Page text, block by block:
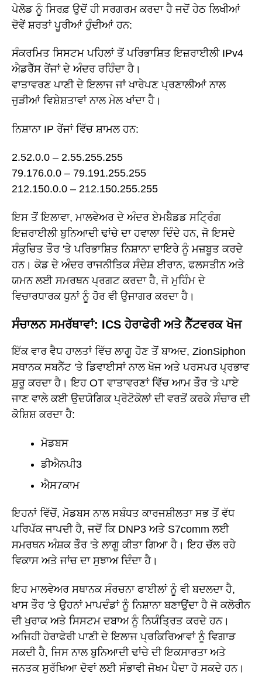
ਪੇਲੋਡ ਨੂੰ ਸਿਰਫ਼ ਉਦੋਂ ਹੀ ਸਰਗਰਮ ਕਰਦਾ ਹੈ ਜਦੋਂ ਹੇਠ ਲਿਖੀਆਂ
ਦੋਵੇਂ ਸ਼ਰਤਾਂ ਪੂਰੀਆਂ ਹੁੰਦੀਆਂ ਹਨ:
ਸੰਕਰਮਿਤ ਸਿਸਟਮ ਪਹਿਲਾਂ ਤੋਂ ਪਰਿਭਾਸ਼ਿਤ ਇਜ਼ਰਾਈਲੀ IPv4
ਐਡਰੈੱਸ ਰੇਂਜਾਂ ਦੇ ਅੰਦਰ ਰਹਿੰਦਾ ਹੈ।
ਵਾਤਾਵਰਣ ਪਾਣੀ ਦੇ ਇਲਾਜ ਜਾਂ ਖਾਰੇਪਣ ਪ੍ਰਣਾਲੀਆਂ ਨਾਲ
ਜੁੜੀਆਂ ਵਿਸ਼ੇਸ਼ਤਾਵਾਂ ਨਾਲ ਮੇਲ ਖਾਂਦਾ ਹੈ।
ਨਿਸ਼ਾਨਾ IP ਰੇਂਜਾਂ ਵਿੱਚ ਸ਼ਾਮਲ ਹਨ:
2.52.0.0 – 2.55.255.255
79.176.0.0 – 79.191.255.255
212.150.0.0 – 212.150.255.255
ਇਸ ਤੋਂ ਇਲਾਵਾ, ਮਾਲਵੇਅਰ ਦੇ ਅੰਦਰ ਏਮਬੈਡਡ ਸਟ੍ਰਿੰਗ
ਇਜ਼ਰਾਈਲੀ ਬੁਨਿਆਦੀ ਢਾਂਚੇ ਦਾ ਹਵਾਲਾ ਦਿੰਦੇ ਹਨ, ਜੋ ਇਸਦੇ
ਸੰਕੁਚਿਤ ਤੌਰ 'ਤੇ ਪਰਿਭਾਸ਼ਿਤ ਨਿਸ਼ਾਨਾ ਦਾਇਰੇ ਨੂੰ ਮਜ਼ਬੂਤ ਕਰਦੇ
ਹਨ। ਕੋਡ ਦੇ ਅੰਦਰ ਰਾਜਨੀਤਿਕ ਸੰਦੇਸ਼ ਈਰਾਨ, ਫਲਸਤੀਨ ਅਤੇ
ਯਮਨ ਲਈ ਸਮਰਥਨ ਪ੍ਰਗਟ ਕਰਦਾ ਹੈ, ਜੋ ਮੁਹਿੰਮ ਦੇ
ਵਿਚਾਰਧਾਰਕ ਧੁਨਾਂ ਨੂੰ ਹੋਰ ਵੀ ਉਜਾਗਰ ਕਰਦਾ ਹੈ।
ਸੰਚਾਲਨ ਸਮਰੱਥਾਵਾਂ: ICS ਹੇਰਾਫੇਰੀ ਅਤੇ ਨੈੱਟਵਰਕ ਖੋਜ
ਇੱਕ ਵਾਰ ਵੈਧ ਹਾਲਤਾਂ ਵਿੱਚ ਲਾਗੂ ਹੋਣ ਤੋਂ ਬਾਅਦ, ZionSiphon
ਸਥਾਨਕ ਸਬਨੈੱਟ 'ਤੇ ਡਿਵਾਈਸਾਂ ਨਾਲ ਖੋਜ ਅਤੇ ਪਰਸਪਰ ਪ੍ਰਭਾਵ
ਸ਼ੁਰੂ ਕਰਦਾ ਹੈ। ਇਹ OT ਵਾਤਾਵਰਣਾਂ ਵਿੱਚ ਆਮ ਤੌਰ 'ਤੇ ਪਾਏ
ਜਾਣ ਵਾਲੇ ਕਈ ਉਦਯੋਗਿਕ ਪ੍ਰੋਟੋਕੋਲਾਂ ਦੀ ਵਰਤੋਂ ਕਰਕੇ ਸੰਚਾਰ ਦੀ
ਕੋਸ਼ਿਸ਼ ਕਰਦਾ ਹੈ:
ਮੋਡਬਸ
ਡੀਐਨਪੀ3
ਐਸ7ਕਾਮ
ਇਹਨਾਂ ਵਿੱਚੋਂ, ਮੋਡਬਸ ਨਾਲ ਸਬੰਧਤ ਕਾਰਜਸ਼ੀਲਤਾ ਸਭ ਤੋਂ ਵੱਧ
ਪਰਿਪੱਕ ਜਾਪਦੀ ਹੈ, ਜਦੋਂ ਕਿ DNP3 ਅਤੇ S7comm ਲਈ
ਸਮਰਥਨ ਅੰਸ਼ਕ ਤੌਰ 'ਤੇ ਲਾਗੂ ਕੀਤਾ ਗਿਆ ਹੈ। ਇਹ ਚੱਲ ਰਹੇ
ਵਿਕਾਸ ਅਤੇ ਜਾਂਚ ਦਾ ਸੁਝਾਅ ਦਿੰਦਾ ਹੈ।
ਇਹ ਮਾਲਵੇਅਰ ਸਥਾਨਕ ਸੰਰਚਨਾ ਫਾਈਲਾਂ ਨੂੰ ਵੀ ਬਦਲਦਾ ਹੈ,
ਖਾਸ ਤੌਰ 'ਤੇ ਉਹਨਾਂ ਮਾਪਦੰਡਾਂ ਨੂੰ ਨਿਸ਼ਾਨਾ ਬਣਾਉਂਦਾ ਹੈ ਜੋ ਕਲੋਰੀਨ
ਦੀ ਖੁਰਾਕ ਅਤੇ ਸਿਸਟਮ ਦਬਾਅ ਨੂੰ ਨਿਯੰਤ੍ਰਿਤ ਕਰਦੇ ਹਨ।
ਅਜਿਹੀ ਹੇਰਾਫੇਰੀ ਪਾਣੀ ਦੇ ਇਲਾਜ ਪ੍ਰਕਿਰਿਆਵਾਂ ਨੂੰ ਵਿਗਾੜ
ਸਕਦੀ ਹੈ, ਜਿਸ ਨਾਲ ਬੁਨਿਆਦੀ ਢਾਂਚੇ ਦੀ ਇਕਸਾਰਤਾ ਅਤੇ
ਜਨਤਕ ਸੁਰੱਖਿਆ ਦੋਵਾਂ ਲਈ ਸੰਭਾਵੀ ਜੋਖਮ ਪੈਦਾ ਹੋ ਸਕਦੇ ਹਨ।